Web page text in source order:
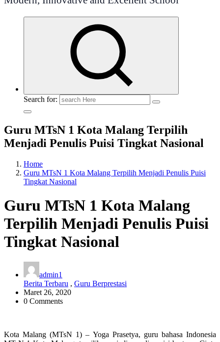
Search for:
Guru MTsN 1 Kota Malang Terpilih
Menjadi Penulis Puisi Tingkat Nasional
Home
Guru MTsN 1 Kota Malang Terpilih Menjadi Penulis Puisi
Tingkat Nasional
Guru MTsN 1 Kota Malang
Terpilih Menjadi Penulis Puisi
Tingkat Nasional
admin1
Berita Terbaru , Guru Berprestasi
Maret 26, 2020
0 Comments
Kota Malang (MTsN 1) – Yoga Prasetya, guru bahasa Indonesia